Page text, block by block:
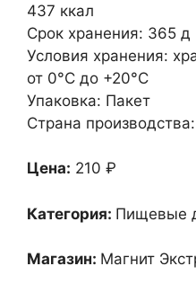
437 ккал
Срок хранения: 365 д
Условия хранения:
от 0°C до +20°C
Упаковка: Пакет
Страна
Цена: 210 ₽
Категория: Пищевые
Магазин: Магнит